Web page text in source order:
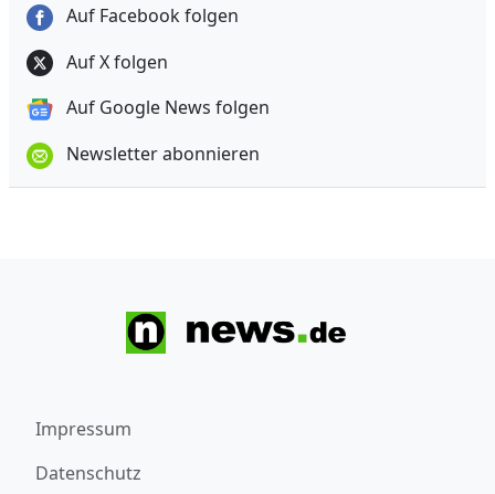
Auf Facebook folgen
Auf X folgen
Auf Google News folgen
Newsletter abonnieren
Impressum
Datenschutz